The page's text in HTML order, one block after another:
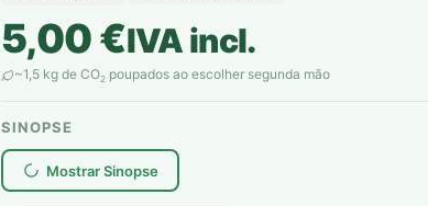
5,00€IVA incl.
~1,5 kg de CO2 poupados ao escolher segunda mão
SINOPSE
Mostrar Sinopse
plantar árvores reais